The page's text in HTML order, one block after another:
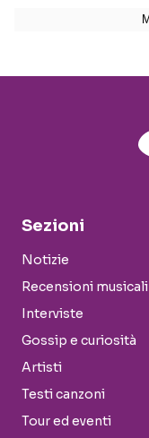
Sezioni
Notizie
Recensioni musicali
Interviste
Gossip e curiosità
Artisti
Testi canzoni
Tour ed eventi